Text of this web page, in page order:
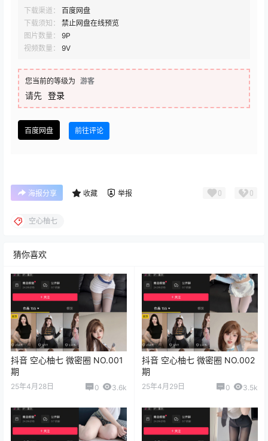
下载渠道：
百度网盘
下载须知：
禁止网盘在线预览
图片数量：
9P
视频数量：
9V
您当前的等级为 游客
请先 登录
百度网盘 前往评论
海报分享 收藏 举报 0 0
空心柚七
猜你喜欢
抖音 空心柚七 微密圈 NO.001
期
25年4月28日 0 3.6k
抖音 空心柚七 微密圈 NO.002
期
25年4月29日 0 3.5k